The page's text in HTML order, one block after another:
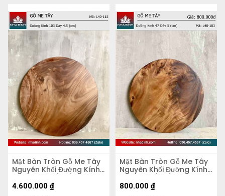
Mặt Bàn Tròn Gỗ Me Tây
Nguyên Khối Đường Kính
103 Dày 4,5 (cm)
4.600.000 ₫
Mặt Bàn Tròn Gỗ Me Tây
Nguyên Khối Đường Kính
47 Dày 5 (cm)
800.000 ₫